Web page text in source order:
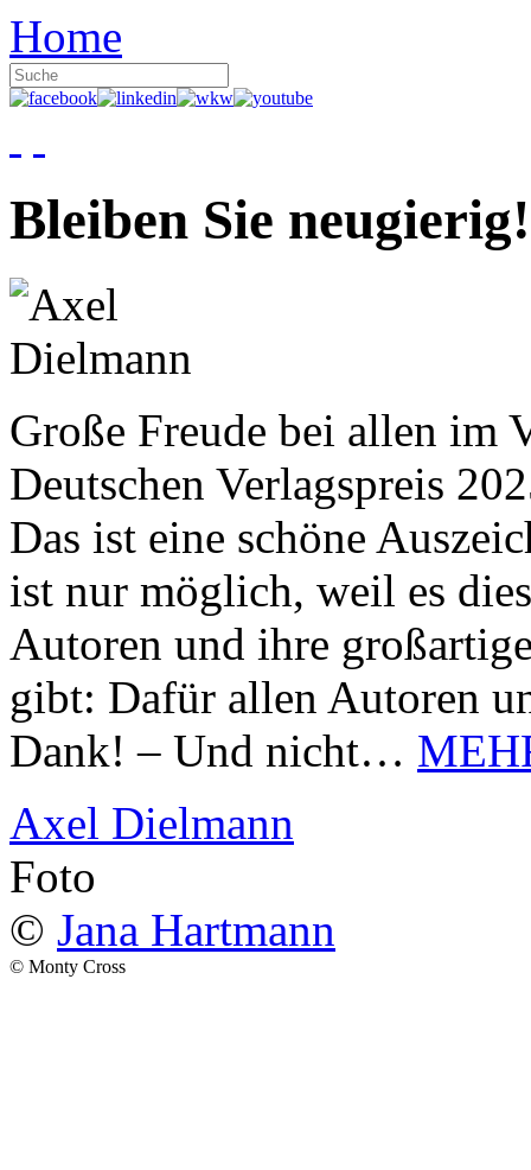
Home
Bleiben Sie neugierig!
Große Freude bei allen im
Deutschen Verlagspreis
Das ist eine schöne
ist nur möglich, weil es
Autoren und ihre
gibt: Dafür allen Autoren
Dank! – Und nicht…
Axel Dielmann
Foto
© Jana Hartmann
© Monty Cross